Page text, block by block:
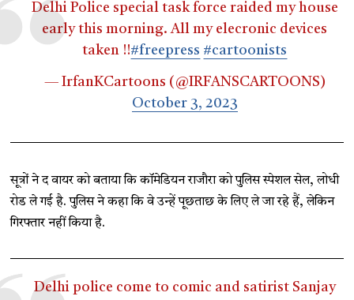
Delhi Police special task force raided my house
early this morning. All my elecronic devices
taken !!#freepress #cartoonists
— IrfanKCartoons (@IRFANSCARTOONS)
October 3, 2023
सूत्रों ने द वायर को बताया कि कॉमेडियन राजौरा को पुलिस स्पेशल सेल, लोधी
रोड ले गई है. पुलिस ने कहा कि वे उन्हें पूछताछ के लिए ले जा रहे हैं, लेकिन
गिरफ्तार नहीं किया है.
Delhi police come to comic and satirist Sanjay